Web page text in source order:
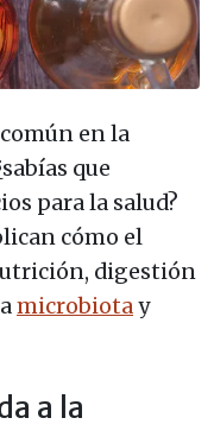
en la
que
para la salud?
cómo el
digestión
microbiotay
a la